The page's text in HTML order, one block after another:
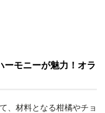
ーモニーが魅力！オラ
、材料となる柑橘やチョ